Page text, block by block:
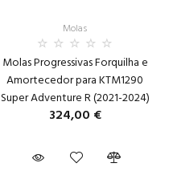
Molas
Molas Progressivas Forquilha e
Amortecedor para KTM1290
Super Adventure R (2021-2024)
324,00 €